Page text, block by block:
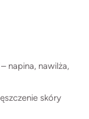
napina, nawilża,
skóry